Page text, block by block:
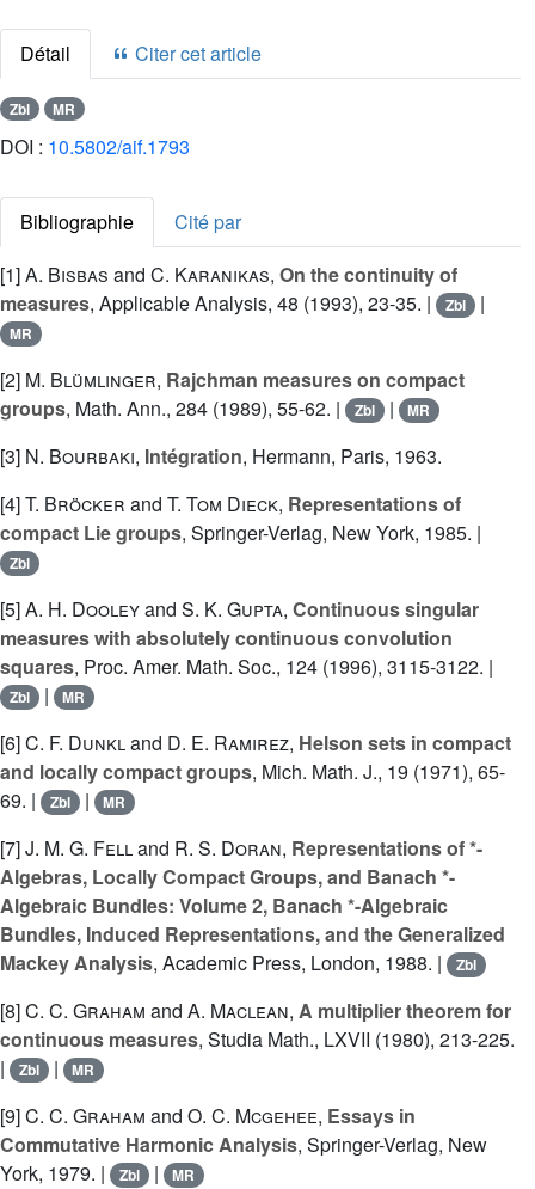
Détail Citer cet article
Zbl MR
DOI : 10.5802/aif.1793
Bibliographie
Cité par
[1]A. Bisbas and C. Karanikas, On the continuity of
measures, Applicable Analysis, 48 (1993), 23-35. | Zbl |
MR
[2] M. Blümlinger, Rajchman measures on compact
groups, Math. Ann., 284 (1989), 55-62. | Zbl | MR
[3] N. Bourbaki, Intégration, Hermann, Paris, 1963.
[4]T. Bröcker and T. Tom Dieck, Representations of
compact Lie groups, Springer-Verlag, New York, 1985. |
Zbl
[5]A. H. Dooleyand S. K. Gupta, Continuous singular
measures with absolutely continuous convolution
squares, Proc. Amer. Math. Soc., 124 (1996), 3115-3122. |
Zbl | MR
[6]C. F. Dunkland D. E. Ramirez, Helson sets in compact
and locally compact groups, Mich. Math. J., 19 (1971), 65-
69. |
Zbl | MR
[7]J. M. G. Felland R. S. Doran, Representations of *-
Algebras, Locally Compact Groups, and Banach *-
Algebraic Bundles: Volume 2, Banach *-Algebraic
Bundles, Induced Representations, and the Generalized
Mackey Analysis, Academic Press, London, 1988. | Zbl
[8]C. C. Graham and A. Maclean, A multiplier theorem for
continuous measures, Studia Math., LXVII (1980), 213-225.
|
Zbl | MR
[9]C. C. Graham and O. C. Mcgehee, Essays in
Commutative Harmonic Analysis, Springer-Verlag, New
York, 1979. |
Zbl | MR